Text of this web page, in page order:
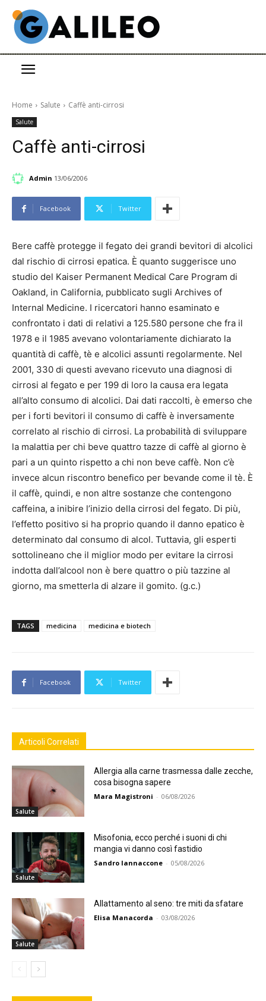
Home Salute Caffè anti-cirrosi
Salute
Caffè anti-cirrosi
Admin 13/06/2006
Facebook Twitter
Bere caffè protegge il fegato dei grandi bevitori di alcolici
dal rischio di cirrosi epatica. È quanto suggerisce uno
studio del Kaiser Permanent Medical Care Program di
Oakland, in California, pubblicato sugli Archives of
Internal Medicine. I ricercatori hanno esaminato e
confrontato i dati di relativi a 125.580 persone che fra il
1978 e il 1985 avevano volontariamente dichiarato la
quantità di caffè, tè e alcolici assunti regolarmente. Nel
2001, 330 di questi avevano ricevuto una diagnosi di
cirrosi al fegato e per 199 di loro la causa era legata
all’alto consumo di alcolici. Dai dati raccolti, è emerso che
per i forti bevitori il consumo di caffè è inversamente
correlato al rischio di cirrosi. La probabilità di sviluppare
la malattia per chi beve quattro tazze di caffè al giorno è
pari a un quinto rispetto a chi non beve caffè. Non c’è
invece alcun riscontro benefico per bevande come il tè. È
il caffè, quindi, e non altre sostanze che contengono
caffeina, a inibire l’inizio della cirrosi del fegato. Di più,
l’effetto positivo si ha proprio quando il danno epatico è
determinato dal consumo di alcol. Tuttavia, gli esperti
sottolineano che il miglior modo per evitare la cirrosi
indotta dall’alcool non è bere quattro o più tazzine al
giorno, ma smetterla di alzare il gomito. (g.c.)
TAGS medicina medicina e biotech
Facebook Twitter
Articoli Correlati
Salute
Allergia alla carne trasmessa dalle zecche,
cosa bisogna sapere
Mara Magistroni - 06/08/2026
Salute
Misofonia, ecco perché i suoni di chi
mangia vi danno così fastidio
Sandro Iannaccone - 05/08/2026
Salute
Allattamento al seno: tre miti da sfatare
Elisa Manacorda - 03/08/2026